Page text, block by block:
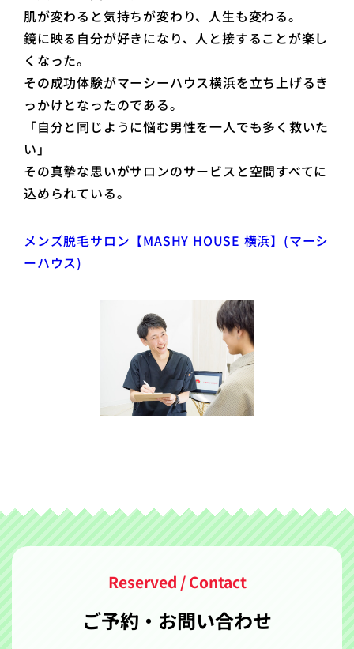
肌が変わると気持ちが変わり、人生も変わる。
鏡に映る自分が好きになり、人と接することが楽し
くなった。
その成功体験がマーシーハウス横浜を立ち上げるき
っかけとなったのである。
「自分と同じように悩む男性を一人でも多く救いた
い」
その真摯な思いがサロンのサービスと空間すべてに
込められている。
メンズ脱毛サロン【MASHY HOUSE 横浜】(マーシ
ーハウス)
ご予約・お問い合わせ